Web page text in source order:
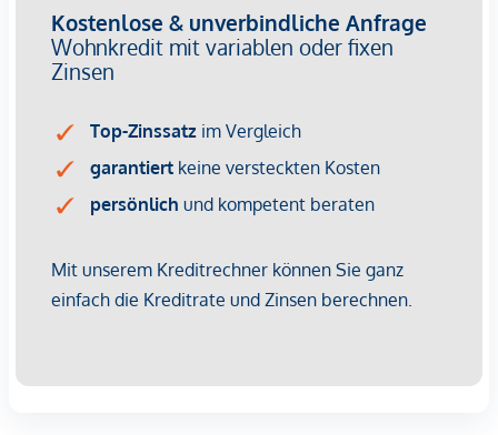
Bei diesem Angebot handelt es sich um eine
Vorsorgewohnung, die zu Vermietungszwecken erworben
20% USt. Diese Daten sind vorbehaltlich möglicher
Wir weisen darauf hin, dass zwischen dem Vermittler und
Der Vermittler ist als Doppelmakler tätig.